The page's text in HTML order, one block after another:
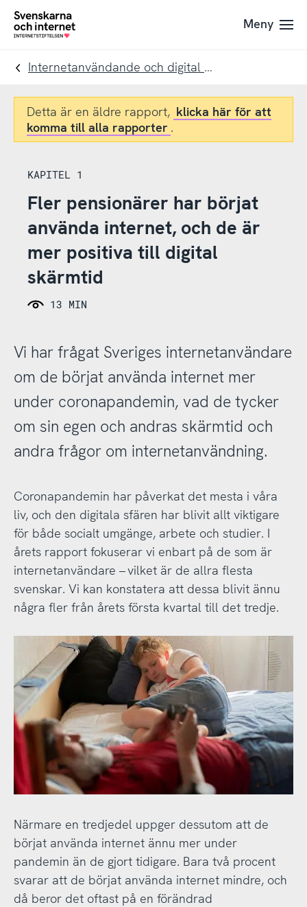
Till
navigation
Till
innehåll
To
Meny
Internetanvändande och digital skärmtid
Detta är en äldre rapport, klicka här för att
komma till alla rapporter .
KAPITEL 1
Fler pensionärer har börjat
använda internet, och de är
mer positiva till digital
skärmtid
13 MIN
Vi har frågat Sveriges internetanvändare
om de börjat använda internet mer
under coronapandemin, vad de tycker
om sin egen och andras skärmtid och
andra frågor om internetanvändning.
Coronapandemin har påverkat det mesta i våra
liv, och den digitala sfären har blivit allt viktigare
för både socialt umgänge, arbete och studier. I
årets rapport fokuserar vi enbart på de som är
internetanvändare – vilket är de allra flesta
svenskar. Vi kan konstatera att dessa blivit ännu
några fler från årets första kvartal till det tredje.
Närmare en tredjedel uppger dessutom att de
börjat använda internet ännu mer under
pandemin än de gjort tidigare. Bara två procent
svarar att de börjat använda internet mindre, och
då beror det oftast på en förändrad